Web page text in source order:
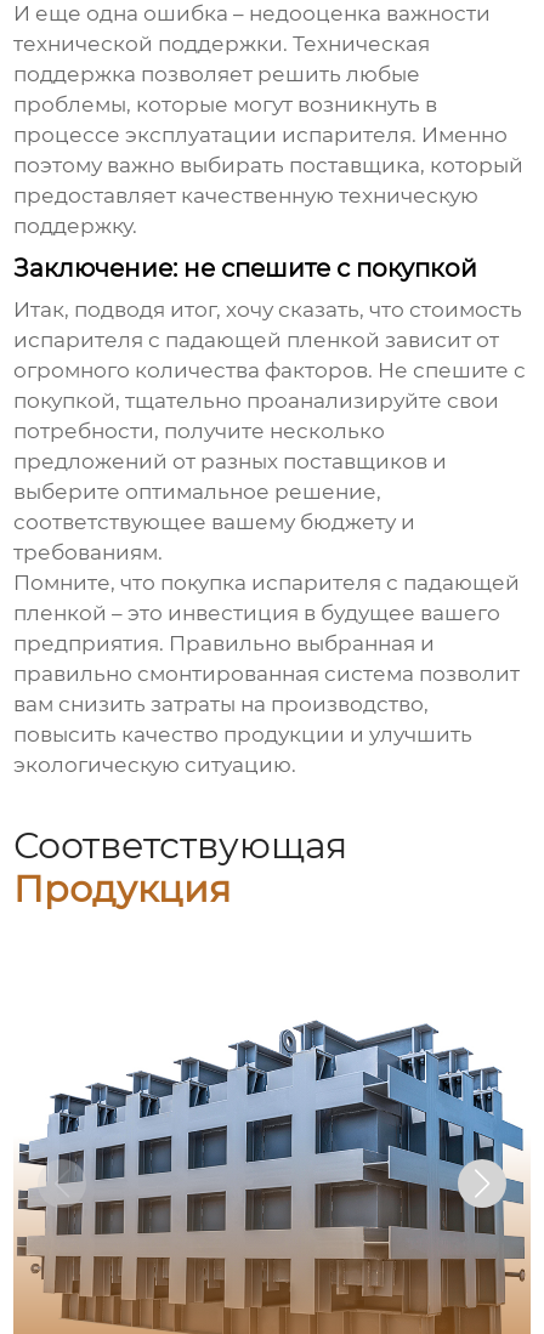
И еще одна ошибка – недооценка важности
технической поддержки. Техническая
поддержка позволяет решить любые
проблемы, которые могут возникнуть в
процессе эксплуатации испарителя. Именно
поэтому важно выбирать поставщика, который
предоставляет качественную техническую
поддержку.
Заключение: не спешите с покупкой
Итак, подводя итог, хочу сказать, что стоимость
испарителя с падающей пленкой зависит от
огромного количества факторов. Не спешите с
покупкой, тщательно проанализируйте свои
потребности, получите несколько
предложений от разных поставщиков и
выберите оптимальное решение,
соответствующее вашему бюджету и
требованиям.
Помните, что покупка испарителя с падающей
пленкой – это инвестиция в будущее вашего
предприятия. Правильно выбранная и
правильно смонтированная система позволит
вам снизить затраты на производство,
повысить качество продукции и улучшить
экологическую ситуацию.
Соответствующая
Продукция